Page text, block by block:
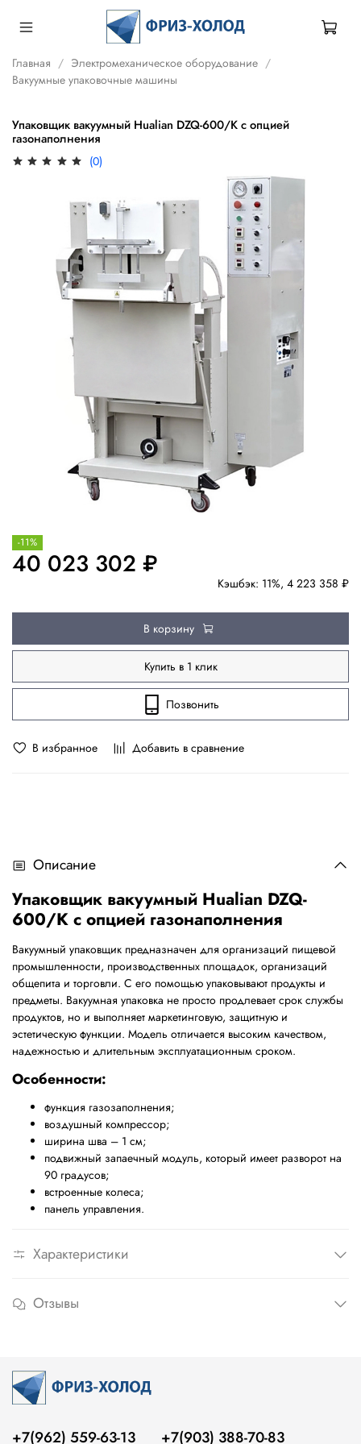
Главная
Электромеханическое оборудование
Вакуумные упаковочные машины
Упаковщик вакуумный Hualian DZQ-600/K с опцией
газонаполнения
(0)
В избранное Добавить в сравнение
Кэшбэк: 11%, 4 223 358 ₽
40 023 302 ₽
-11%
В корзину
Купить в 1 клик
Позвонить
Описание
Упаковщик вакуумный Hualian DZQ-
600/K с опцией газонаполнения
Вакуумный упаковщик предназначен для организаций пищевой
промышленности, производственных площадок, организаций
общепита и торговли. С его помощью упаковывают продукты и
предметы. Вакуумная упаковка не просто продлевает срок службы
продуктов, но и выполняет маркетинговую, защитную и
эстетическую функции. Модель отличается высоким качеством,
надежностью и длительным эксплуатационным сроком.
Особенности:
функция газозаполнения;
воздушный компрессор;
ширина шва – 1 см;
подвижный запаечный модуль, который имеет разворот на
90 градусов;
встроенные колеса;
панель управления.
Характеристики
Отзывы
+7(962) 559-63-13 +7(903) 388-70-83